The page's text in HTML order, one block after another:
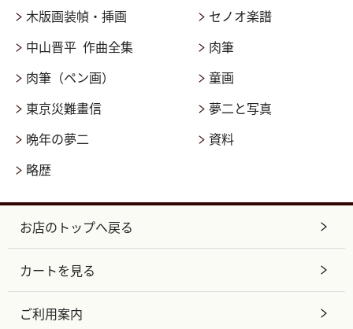
木版画装幀・挿画
セノオ楽譜
中山晋平 作曲全集
肉筆
肉筆（ペン画）
童画
東京災難畫信
夢二と写真
晩年の夢二
資料
略歴
お店のトップへ戻る
カートを見る
ご利用案内